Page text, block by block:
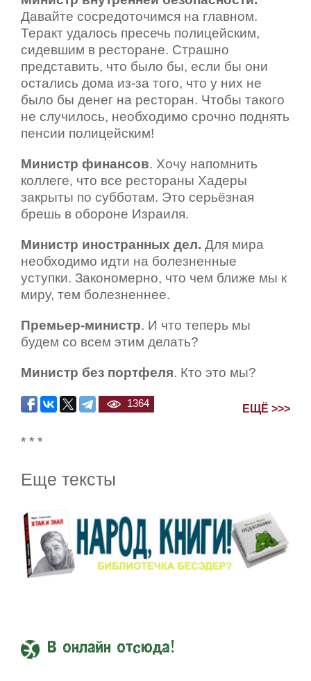
Давайте сосредоточимся на главном.
Теракт удалось пресечь полицейским,
сидевшим в ресторане. Страшно
представить, что было бы, если бы они
остались дома из-за того, что у них не
было бы денег на ресторан. Чтобы такого
не случилось, необходимо срочно поднять
пенсии полицейским!
Министр финансов. Хочу напомнить
коллеге, что все рестораны Хадеры
закрыты по субботам. Это серьёзная
брешь в обороне Израиля.
Министр иностранных дел. Для мира
необходимо идти на болезненные
уступки. Закономерно, что чем ближе мы к
миру, тем болезненнее.
Премьер-министр. И что теперь мы
будем со всем этим делать?
Министр без портфеля. Кто это мы?
1364 ЕЩЁ >>>
* * *
Еще тексты
В онлайн отсюда!